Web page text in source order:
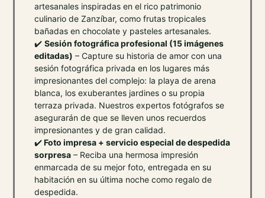
artesanales inspiradas en el rico patrimonio
culinario de Zanzíbar, como frutas tropicales
bañadas en chocolate y pasteles artesanales.
✔️ Sesión fotográfica profesional (15 imágenes
editadas) – Capture su historia de amor con una
sesión fotográfica privada en los lugares más
impresionantes del complejo: la playa de arena
blanca, los exuberantes jardines o su propia
terraza privada. Nuestros expertos fotógrafos se
asegurarán de que se lleven unos recuerdos
impresionantes y de gran calidad.
✔️Foto impresa + servicio especial de despedida
sorpresa– Reciba una hermosa impresión
enmarcada de su mejor foto, entregada en su
habitación en su última noche como regalo de
despedida.